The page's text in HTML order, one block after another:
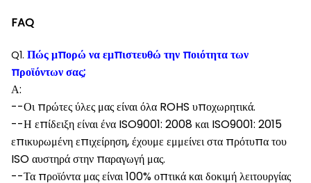
FAQ
Q1. Πώς μπορώ να εμπιστευθώ την ποιότητα των
προϊόντων σας;
Α:
--Οι πρώτες ύλες μας είναι όλα ROHS υποχωρητικά.
--Η επίδειξη είναι ένα ISO9001: 2008 και ISO9001: 2015
επικυρωμένη επιχείρηση, έχουμε εμμείνει στα πρότυπα του
ISO αυστηρά στην παραγωγή μας.
--Τα προϊόντα μας είναι 100% οπτικά και δοκιμή λειτουργίας